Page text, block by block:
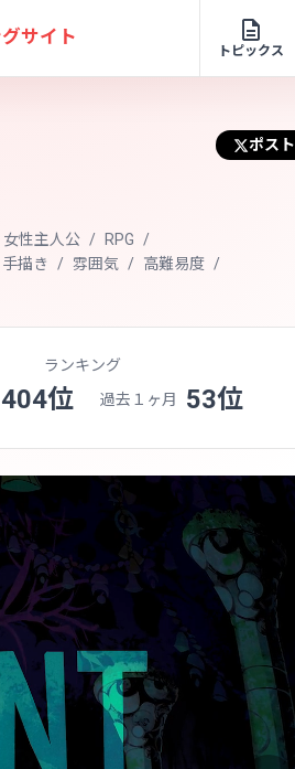
サイト
トピックス
ポスト
女性主人公
RPG
手描き 雰囲気
高難易度
ランキング
404位 過去１ヶ月 53位